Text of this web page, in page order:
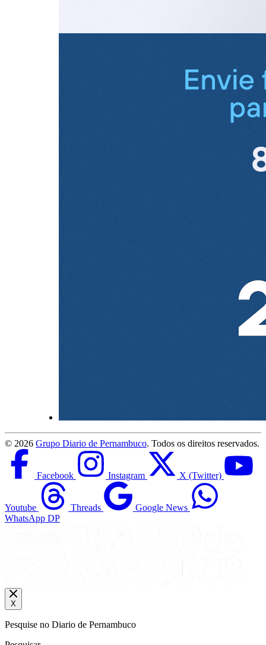
© 2026 Grupo Diario de Pernambuco. Todos os direitos reservados.
Facebook Instagram X (Twitter)
Youtube Threads
Google News
WhatsApp DP
X
Pesquise no Diario de Pernambuco